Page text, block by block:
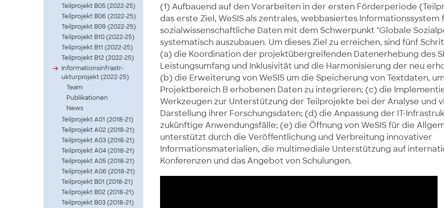
Teilprojekt B05 (2022-25)
Teilprojekt B06 (2022-25)
Teilprojekt B09 (2022-25)
Teilprojekt B10 (2022-25)
Teilprojekt B11 (2022-25)
Teilprojekt B12 (2022-25)
Infor­matio­nsinf­rastr­
uktur­proje­kt (2022-25)
Team
Publikationen
News
Teilprojekt A01 (2018-21)
Teilprojekt A02 (2018-21)
Teilprojekt A03 (2018-21)
Teilprojekt A04 (2018-21)
Teilprojekt A05 (2018-21)
Teilprojekt A06 (2018-21)
Teilprojekt B01 (2018-21)
Teilprojekt B02 (2018-21)
Teilprojekt B03 (2018-21)
(1) Aufbauend auf den Vorarbeiten in der ersten Förderperiode
das erste Ziel, WeSIS als zentrales, webbasiertes Informationssystem
sozialwissenschaftliche Daten mit dem Schwerpunkt "Globale
systematisch auszubauen. Um dieses Ziel zu erreichen, sind fünf
(a) die Koordination der projektübergreifenden Datenerhebung des
Leistungsumfang und Inklusivität und die Harmonisierung der neu
(b) die Erweiterung von WeSIS um die Speicherung von Textdaten,
Projektbereich B erhobenen Daten zu integrieren; (c) die
Werkzeugen zur Unterstützung der Teilprojekte bei der Analyse und
Darstellung ihrer Forschungsdaten; (d) die Anpassung der IT-
zukünftige Anwendungsfälle; (e) die Öffnung von WeSIS für die
unterstützt durch die Veröffentlichung und Verbreitung innovativer
Informationsmaterialien, die multimediale Unterstützung auf
Konferenzen und das Angebot von Schulungen.